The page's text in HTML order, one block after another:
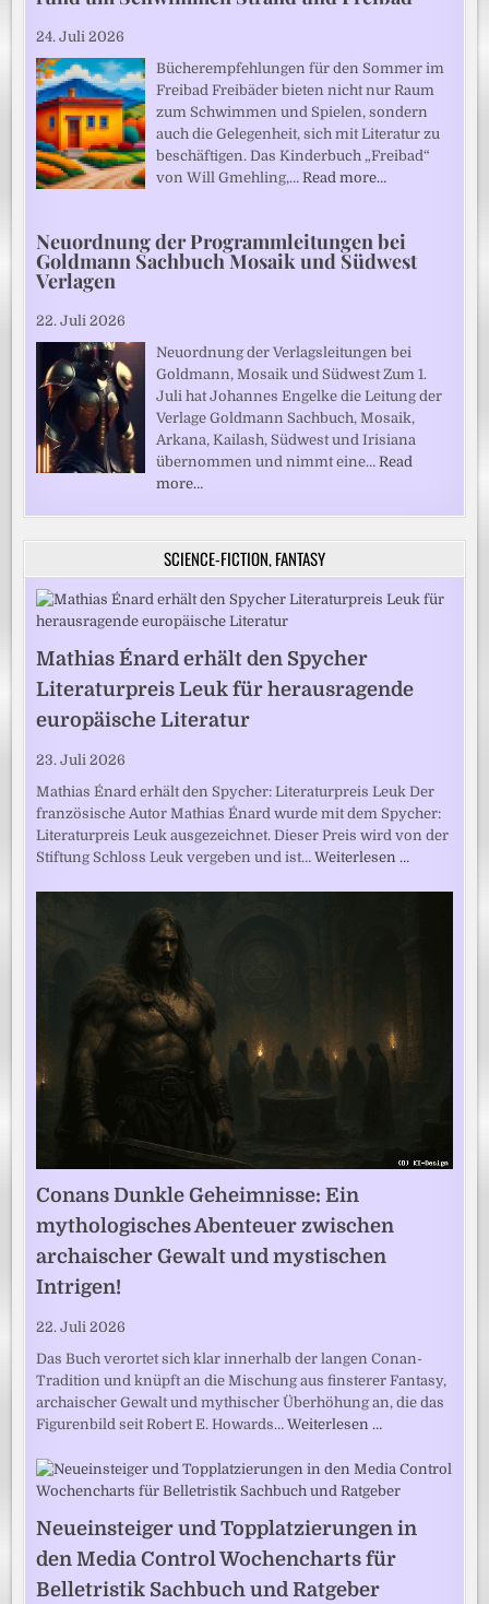
24. Juli 2026
Bücherempfehlungen für den Sommer im
Freibad Freibäder bieten nicht nur Raum
zum Schwimmen und Spielen, sondern
auch die Gelegenheit, sich mit Literatur zu
beschäftigen. Das Kinderbuch „Freibad“
von Will Gmehling,…Read more…
Neuordnung der Programmleitungen bei
Goldmann Sachbuch Mosaik und Südwest
Verlagen
22. Juli 2026
Neuordnung der Verlagsleitungen bei
Goldmann, Mosaik und Südwest Zum 1.
Juli hat Johannes Engelke die Leitung der
Verlage Goldmann Sachbuch, Mosaik,
Arkana, Kailash, Südwest und Irisiana
übernommen und nimmt eine…Read
more…
SCIENCE-FICTION, FANTASY
Mathias Énard erhält den Spycher
Literaturpreis Leuk für herausragende
europäische Literatur
23. Juli 2026
Mathias Énard erhält den Spycher: Literaturpreis Leuk Der
französische Autor Mathias Énard wurde mit dem Spycher:
Literaturpreis Leuk ausgezeichnet. Dieser Preis wird von der
Stiftung Schloss Leuk vergeben und ist…Weiterlesen …
Conans Dunkle Geheimnisse: Ein
mythologisches Abenteuer zwischen
archaischer Gewalt und mystischen
Intrigen!
22. Juli 2026
Das Buch verortet sich klar innerhalb der langen Conan-
Tradition und knüpft an die Mischung aus finsterer Fantasy,
archaischer Gewalt und mythischer Überhöhung an, die das
Figurenbild seit Robert E. Howards…Weiterlesen …
Neueinsteiger und Topplatzierungen in
den Media Control Wochencharts für
Belletristik Sachbuch und Ratgeber